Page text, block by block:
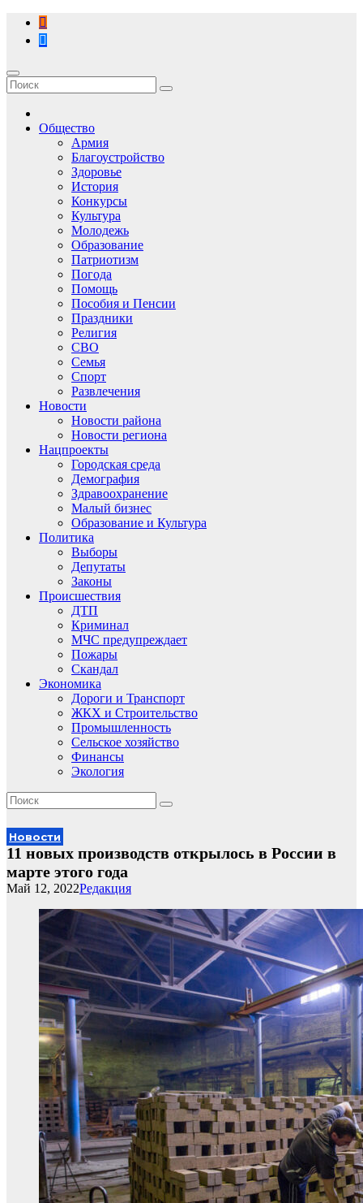
Перейти
содержимому
Общество
Армия
Благоустройство
Здоровье
История
Конкурсы
Культура
Молодежь
Образование
Патриотизм
Погода
Помощь
Пособия и Пенсии
Праздники
Религия
СВО
Семья
Спорт
Развлечения
Новости
Новости района
Новости региона
Нацпроекты
Городская среда
Демография
Здравоохранение
Малый бизнес
Образование и Культура
Политика
Выборы
Депутаты
Законы
Происшествия
ДТП
Криминал
МЧС предупреждает
Пожары
Скандал
Экономика
Дороги и Транспорт
ЖКХ и Строительство
Промышленность
Сельское хозяйство
Финансы
Экология
Новости
11 новых производств открылось в России в
марте этого года
Редакция
Май 12, 2022